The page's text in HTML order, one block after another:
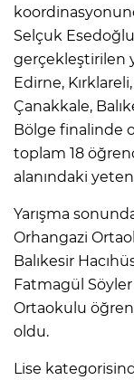
Selçuk
gerçekleştirilen
Edirne,
Çanakkale,
Bölge finalinde
toplam 18
alanındaki
Yarışma
Orhangazi
Balıkesir
Fatmagül Söyler
Ortaokulu
oldu.
Lise